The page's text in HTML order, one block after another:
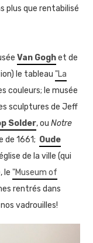
plus que rentabilisé
Van Goghet de
le tableau"La
couleurs; le musée
sculptures de Jeff
Solder, ouNotre
de 1661; Oude
de la ville (qui
le"Museum of
rentrés dans
vadrouilles!